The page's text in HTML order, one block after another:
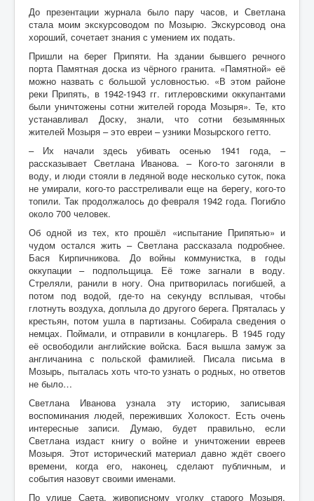
Мартиролог
Кухня Мишпохи
Гостевая книга
Контакты
Карта сайта
Старо-Улановичское кладбище
Местечко Колышки, старинное еврейское
кладбище
До презентации журнала было пару часов, и Светлана
стала моим экскурсоводом по Мозырю. Экскурсовод она
хороший, сочетает знания с умением их подать.
Пришли на берег Припяти. На здании бывшего речного
порта Памятная доска из чёрного гранита. «Памятной» её
можно назвать с большой условностью. «В этом районе
реки Припять, в 1942-1943 гг. гитлеровскими оккупантами
были уничтожены сотни жителей города Мозыря». Те, кто
устанавливал Доску, знали, что сотни безымянных
жителей Мозыря – это евреи – узники Мозырского гетто.
– Их начали здесь убивать осенью 1941 года, –
рассказывает Светлана Иванова. – Кого-то загоняли в
воду, и люди стояли в ледяной воде несколько суток, пока
не умирали, кого-то расстреливали еще на берегу, кого-то
топили. Так продолжалось до февраля 1942 года. Погибло
около 700 человек.
Об одной из тех, кто прошёл «испытание Припятью» и
чудом остался жить – Светлана рассказала подробнее.
Бася Кирпичникова. До войны коммунистка, в годы
оккупации – подпольщица. Её тоже загнали в воду.
Стреляли, ранили в ногу. Она притворилась погибшей, а
потом под водой, где-то на секунду всплывая, чтобы
глотнуть воздуха, доплыла до другого берега. Пряталась у
крестьян, потом ушла в партизаны. Собирала сведения о
немцах. Поймали, и отправили в концлагерь. В 1945 году
её освободили английские войска. Бася вышла замуж за
англичанина с польской фамилией. Писала письма в
Мозырь, пыталась хоть что-то узнать о родных, но ответов
не было…
Светлана Иванова узнала эту историю, записывая
воспоминания людей, переживших Холокост. Есть очень
интересные записи. Думаю, будет правильно, если
Светлана издаст книгу о войне и уничтожении евреев
Мозыря. Этот исторический материал давно ждёт своего
времени, когда его, наконец, сделают публичным, и
события назовут своими именами.
По улице Саета, живописному уголку старого Мозыря,